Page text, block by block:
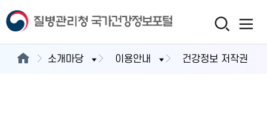
소개마당 이용안내 건강정보 저작권